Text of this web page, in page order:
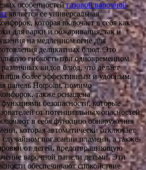
особенностейгазовой варочной
является ее универсальная
которая включает в себя как
для варки и обжаривания, так и
на медленном огне для
деликатных блюд. Это
гибкость при одновременном
видов блюд, что делает
пищи более эффективным и удобным.
панель Hotpoint, помимо
также оснащена
безопасности, которые
от потенциальных опасностей.
в себя функцию обнаружения
которая автоматически отключает
случайном погасании пламени, а также
от детей, предотвращающую
варочной панели детьми. Эти
обеспечивают спокойствие